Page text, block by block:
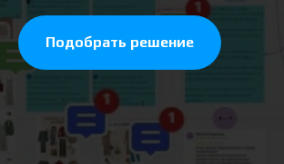
Подобрать решение